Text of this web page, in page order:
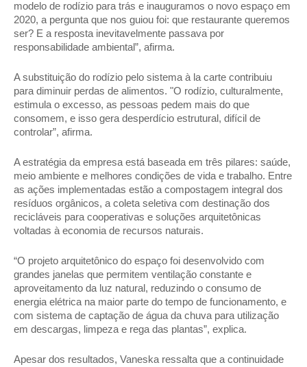
modelo de rodízio para trás e inauguramos o novo espaço em
2020, a pergunta que nos guiou foi: que restaurante queremos
ser? E a resposta inevitavelmente passava por
responsabilidade ambiental”, afirma.
A substituição do rodízio pelo sistema à la carte contribuiu
para diminuir perdas de alimentos. "O rodízio, culturalmente,
estimula o excesso, as pessoas pedem mais do que
consomem, e isso gera desperdício estrutural, difícil de
controlar”, afirma.
A estratégia da empresa está baseada em três pilares: saúde,
meio ambiente e melhores condições de vida e trabalho. Entre
as ações implementadas estão a compostagem integral dos
resíduos orgânicos, a coleta seletiva com destinação dos
recicláveis para cooperativas e soluções arquitetônicas
voltadas à economia de recursos naturais.
“O projeto arquitetônico do espaço foi desenvolvido com
grandes janelas que permitem ventilação constante e
aproveitamento da luz natural, reduzindo o consumo de
energia elétrica na maior parte do tempo de funcionamento, e
com sistema de captação de água da chuva para utilização
em descargas, limpeza e rega das plantas”, explica.
Apesar dos resultados, Vaneska ressalta que a continuidade